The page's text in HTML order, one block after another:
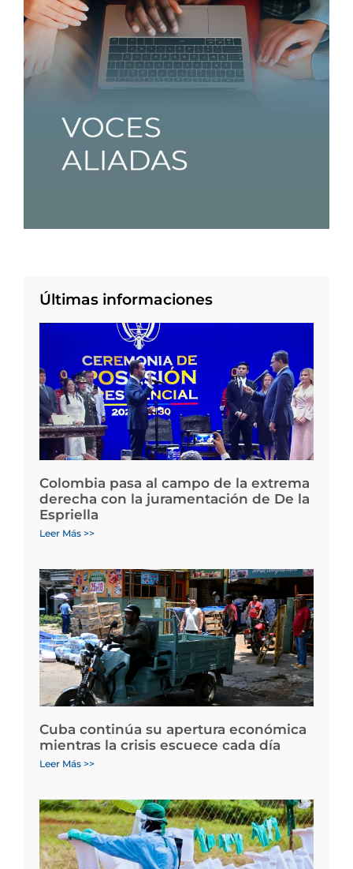
Últimas informaciones
Colombia pasa al campo de la extrema
derecha con la juramentación de De la
Espriella
Leer Más >>
Cuba continúa su apertura económica
mientras la crisis escuece cada día
Leer Más >>